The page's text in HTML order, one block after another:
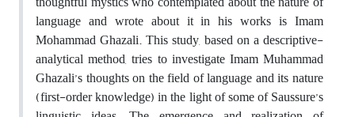
language and wrote about it in his works is Imam
Mohammad Ghazali.This study, based on a descriptive-
analytical method, tries to investigate Imam Muhammad
Ghazali’s thoughts on the field of language and its nature
(first-order knowledge) in the light of some of Saussure’s